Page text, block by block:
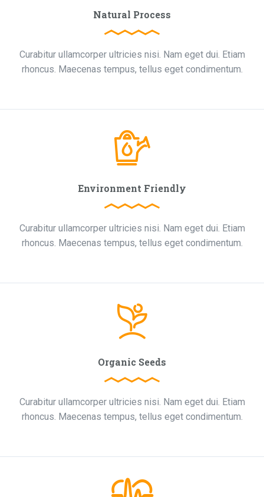
Natural Process
Curabitur ullamcorper ultricies nisi. Nam eget dui. Etiam
rhoncus. Maecenas tempus, tellus eget condimentum.
Environment Friendly
Curabitur ullamcorper ultricies nisi. Nam eget dui. Etiam
rhoncus. Maecenas tempus, tellus eget condimentum.
Organic Seeds
Curabitur ullamcorper ultricies nisi. Nam eget dui. Etiam
rhoncus. Maecenas tempus, tellus eget condimentum.